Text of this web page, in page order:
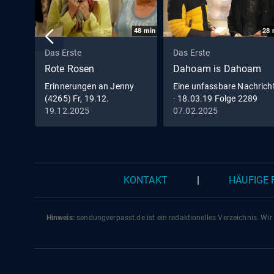
48 min
Das Erste
Rote Rosen
Erinnerungen an Jenny
(4265) Fr, 19.12.
19.12.2025
28
Das Erste
Dahoam is Dahoam
Eine unfassbare
· 18.03.19 Folge 2289
07.02.2025
KONTAKT HÄUFIGE
Hinweis:sendungverpasst.deist ein redaktionelles Verzeichnis. Wir